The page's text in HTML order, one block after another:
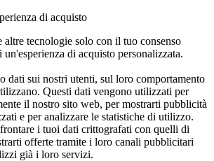
di acquisto
tecnologie solo con il tuo consenso
di acquisto personalizzata.
dati sui nostri utenti, sul loro comportamento
Questi dati vengono utilizzati per
il nostro sito web, per mostrarti pubblicità
e per analizzare le statistiche di utilizzo.
i tuoi dati crittografati con quelli di
offerte tramite i loro canali pubblicitari
già i loro servizi.